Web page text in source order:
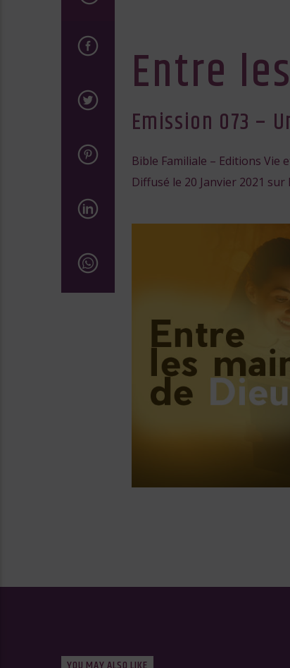
Entre
Emission 073 –
Bible Familiale – Editions Vie
Diffusé le 20 Janvier 2021 sur